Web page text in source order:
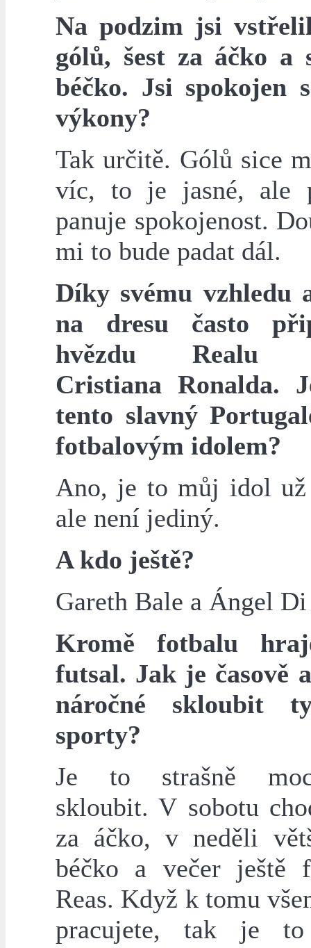
Na podzim jsi
gólů, šest za áčko a
béčko. Jsi spokojen
výkony?
Tak určitě. Gólů sice
víc, to je jasné, ale
panuje spokojenost.
mi to bude padat dál.
Díky svému vzhledu
na dresu často
hvězdu Realu
Cristiana Ronalda.
tento slavný
fotbalovým idolem?
Ano, je to můj idol už
ale není jediný.
A kdo ještě?
Gareth Bale a Ángel
Kromě fotbalu
futsal. Jak je časově
náročné skloubit
sporty?
Je to strašně
skloubit. V sobotu
za áčko, v neděli
béčko a večer ještě
Reas. Když k tomu
pracujete, tak je to